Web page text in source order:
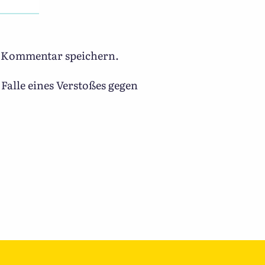
speichern.
eines Verstoßes gegen